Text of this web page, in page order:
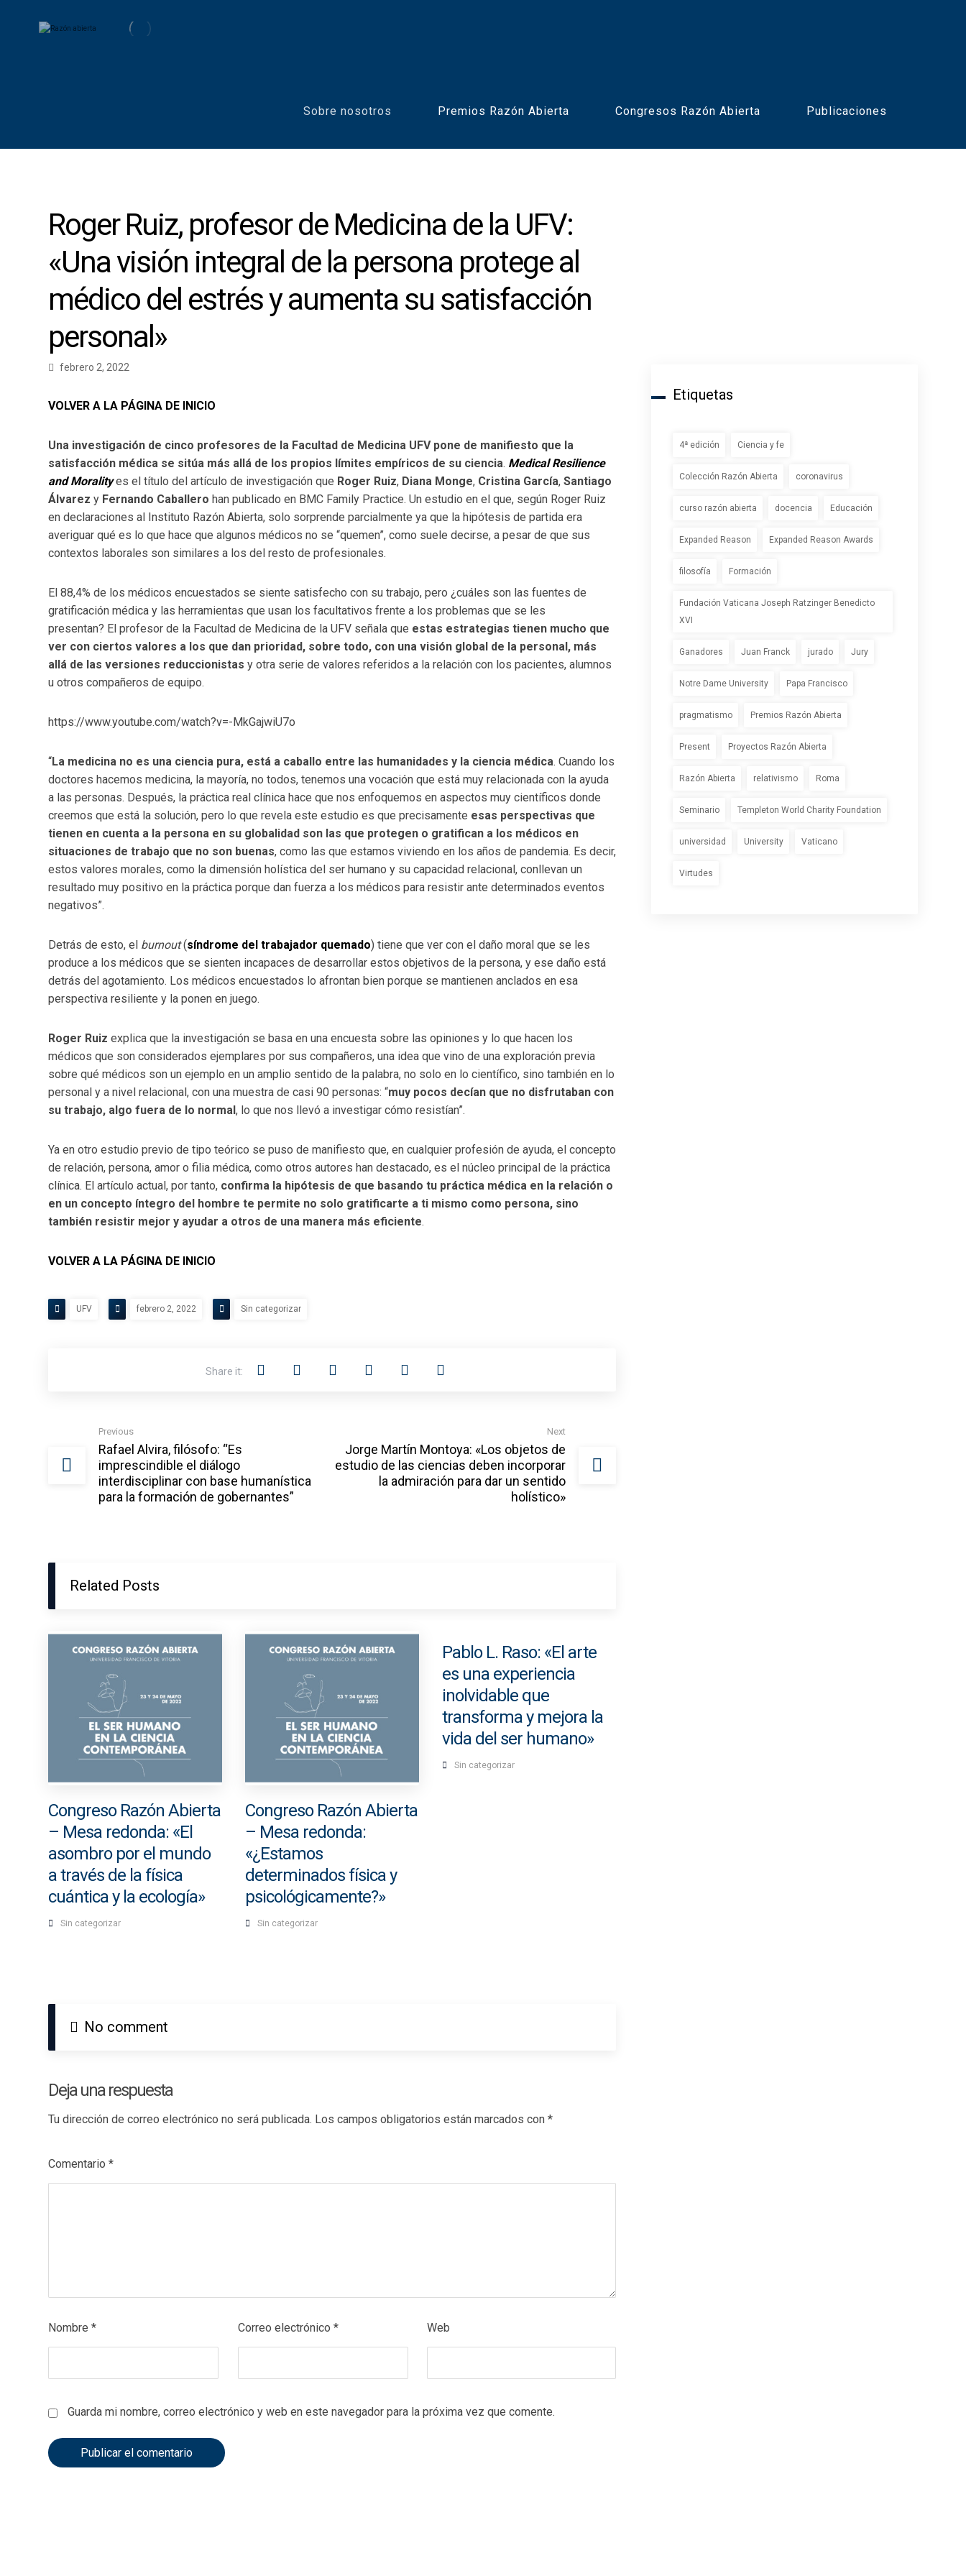
Sobre nosotros Premios Razón Abierta Congresos Razón Abierta Publicaciones
Roger Ruiz, profesor de Medicina de la UFV:
«Una visión integral de la persona protege al
médico del estrés y aumenta su satisfacción
personal»
febrero 2, 2022
VOLVER A LA PÁGINA DE INICIO
Una investigación de cinco profesores de la Facultad de Medicina UFV pone de manifiesto que la
satisfacción médica se sitúa más allá de los propios límites empíricos de su ciencia. Medical Resilience
and Moralityes el título del artículo de investigación que Roger Ruiz, Diana Monge, Cristina García,Santiago
Álvarez y Fernando Caballero han publicado en BMC Family Practice. Un estudio en el que, según Roger Ruiz
en declaraciones al Instituto Razón Abierta, solo sorprende parcialmente ya que la hipótesis de partida era
averiguar qué es lo que hace que algunos médicos no se “quemen”, como suele decirse, a pesar de que sus
contextos laborales son similares a los del resto de profesionales.
El 88,4% de los médicos encuestados se siente satisfecho con su trabajo, pero ¿cuáles son las fuentes de
gratificación médica y las herramientas que usan los facultativos frente a los problemas que se les
presentan? El profesor de la Facultad de Medicina de la UFV señala que estas estrategias tienen mucho que
ver con ciertos valores a los que dan prioridad, sobre todo, con una visión global de la personal, más
allá de las versiones reduccionistas y otra serie de valores referidos a la relación con los pacientes, alumnos
u otros compañeros de equipo.
https://www.youtube.com/watch?v=-MkGajwiU7o
“La medicina no es una ciencia pura, está a caballo entre las humanidades y la ciencia médica. Cuando los
doctores hacemos medicina, la mayoría, no todos, tenemos una vocación que está muy relacionada con la ayuda
a las personas. Después, la práctica real clínica hace que nos enfoquemos en aspectos muy científicos donde
creemos que está la solución, pero lo que revela este estudio es que precisamente esas perspectivas que
tienen en cuenta a la persona en su globalidad son las que protegen o gratifican a los médicos en
situaciones de trabajo que no son buenas, como las que estamos viviendo en los años de pandemia. Es decir,
estos valores morales, como la dimensión holística del ser humano y su capacidad relacional, conllevan un
resultado muy positivo en la práctica porque dan fuerza a los médicos para resistir ante determinados eventos
negativos”.
Detrás de esto, el burnout(síndrome del trabajador quemado) tiene que ver con el daño moral que se les
produce a los médicos que se sienten incapaces de desarrollar estos objetivos de la persona, y ese daño está
detrás del agotamiento. Los médicos encuestados lo afrontan bien porque se mantienen anclados en esa
perspectiva resiliente y la ponen en juego.
Roger Ruizexplica que la investigación se basa en una encuesta sobre las opiniones y lo que hacen los
médicos que son considerados ejemplares por sus compañeros, una idea que vino de una exploración previa
sobre qué médicos son un ejemplo en un amplio sentido de la palabra, no solo en lo científico, sino también en lo
personal y a nivel relacional, con una muestra de casi 90 personas: “muy pocos decían que no disfrutaban con
su trabajo, algo fuera de lo normal, lo que nos llevó a investigar cómo resistían”.
Ya en otro estudio previo de tipo teórico se puso de manifiesto que, en cualquier profesión de ayuda, el concepto
de relación, persona, amor o filia médica, como otros autores han destacado, es el núcleo principal de la práctica
clínica. El artículo actual, por tanto, confirma la hipótesis de que basando tu práctica médica en la relación o
en un concepto íntegro del hombre te permite no solo gratificarte a ti mismo como persona, sino
también resistir mejor y ayudar a otros de una manera más eficiente.
VOLVER A LA PÁGINA DE INICIO
UFV febrero 2, 2022 Sin categorizar
Previous
Rafael Alvira, filósofo: “Es
imprescindible el diálogo
interdisciplinar con base humanística
para la formación de gobernantes”
Next
Jorge Martín Montoya: «Los objetos de
estudio de las ciencias deben incorporar
la admiración para dar un sentido
holístico»
Related Posts
Congreso Razón Abierta
– Mesa redonda: «El
asombro por el mundo
a través de la física
cuántica y la ecología»
Sin categorizar
Congreso Razón Abierta
– Mesa redonda:
«¿Estamos
determinados física y
psicológicamente?»
Sin categorizar
Pablo L. Raso: «El arte
es una experiencia
inolvidable que
transforma y mejora la
vida del ser humano»
Sin categorizar
No comment
Deja una respuesta
Tu dirección de correo electrónico no será publicada. Los campos obligatorios están marcados con*
Comentario*
Nombre* Correo electrónico * Web
Guarda mi nombre, correo electrónico y web en este navegador para la próxima vez que comente.
Etiquetas
4ª edición Ciencia y fe
Colección Razón Abierta coronavirus
curso razón abierta docencia Educación
Expanded Reason Expanded Reason Awards
filosofía Formación
Fundación Vaticana Joseph Ratzinger Benedicto
XVI
Ganadores Juan Franck jurado Jury
Notre Dame University Papa Francisco
pragmatismo Premios Razón Abierta
Present Proyectos Razón Abierta
Razón Abierta relativismo Roma
Seminario Templeton World Charity Foundation
universidad University Vaticano
Virtudes